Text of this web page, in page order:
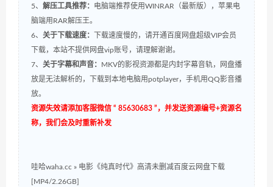
5、 解压工具推荐： 电脑端推荐使用WINRAR（最新版），苹果电
脑端用RAR解压王。
6、 关于下载速度：
下载速度慢的，请开通百度网盘超级VIP会员
下载，本站不提供网盘vip账号，请理解谢谢。
7、 关于字幕和声音： MKV的影视资源都是内封字幕音轨，网盘播
放是无法解析的，下载到本地电脑用potplayer，手机用QQ影音播
放。
资源失效请添加客服微信 “ 85630683 ”，并发送资源编号+资源名
称，我们会及时重新补发
哇哈waha.cc » 电影《纯真时代》高清未删减百度云网盘下载
[MP4/2.26GB]